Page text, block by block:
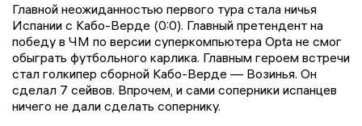
Главной неожиданностью первого тура стала ничья
Испании с Кабо-Верде (0:0). Главный претендент на
победу в ЧМ по версии суперкомпьютера Opta не смог
обыграть футбольного карлика. Главным героем встречи
стал голкипер сборной Кабо-Верде — Возинья. Он
сделал 7 сейвов. Впрочем, и сами соперники испанцев
ничего не дали сделать сопернику.